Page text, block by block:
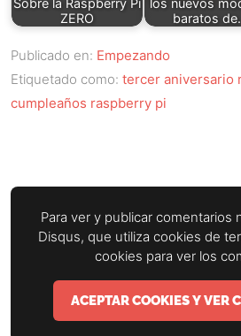
Sobre la Raspberry Pi
ZERO
los nuevos
baratos
Publicado en: Empezando
Etiquetado como: tercer aniversario
cumpleaños raspberry pi
Para ver y publicar comentarios
Disqus, que utiliza cookies de
cookies para ver los
ACEPTAR COOKIES Y VER